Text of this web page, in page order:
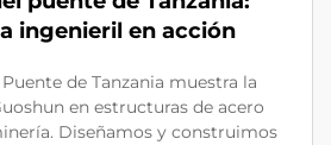
ingenieril en acción
de Tanzania muestra la
en estructuras de acero
Diseñamos y construimos